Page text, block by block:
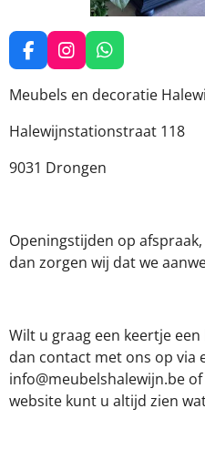
F
a
c
b
o
o
k
I
n
s
a
g
r
a
W
h
a
s
A
p
p
Meubels en decoratie
Halewijnstationstraat 118
9031 Drongen
Openingstijden op
dan zorgen wij dat we
Wilt u graag een keertje
dan contact met ons op via
info@meubelshalewijn.be
website kunt u altijd zien